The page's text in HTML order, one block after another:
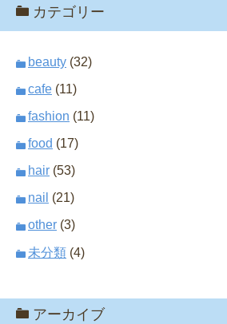
カテゴリー
beauty (32)
cafe (11)
fashion (11)
food (17)
hair (53)
nail (21)
other (3)
未分類 (4)
アーカイブ